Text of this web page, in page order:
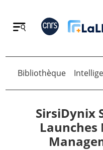
Retour
Retour
Bibliothèque
SirsiDynix
Launches